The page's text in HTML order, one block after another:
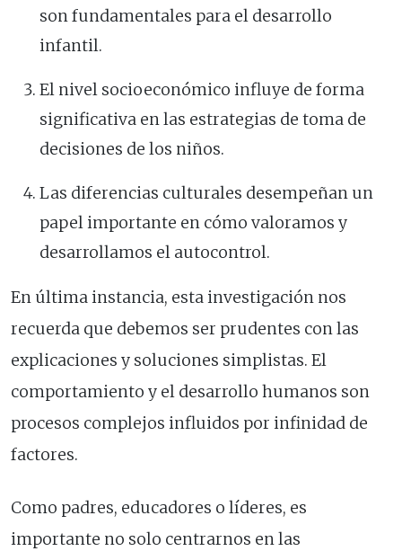
son fundamentales para el desarrollo
infantil.
El nivel socioeconómico influye de forma
significativa en las estrategias de toma de
decisiones de los niños.
Las diferencias culturales desempeñan un
papel importante en cómo valoramos y
desarrollamos el autocontrol.
En última instancia, esta investigación nos
recuerda que debemos ser prudentes con las
explicaciones y soluciones simplistas. El
comportamiento y el desarrollo humanos son
procesos complejos influidos por infinidad de
factores.
Como padres, educadores o líderes, es
importante no solo centrarnos en las